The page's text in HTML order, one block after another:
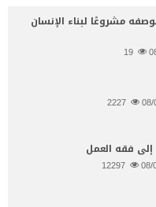
مشروعًا لبناء الإنسان
إلى فقه العمل
08/